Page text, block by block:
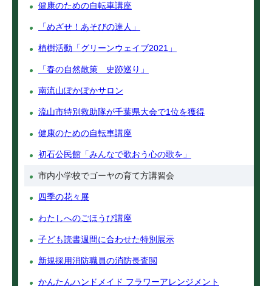
健康のための自転車講座
「めざせ！あそびの達人」
植樹活動「グリーンウェイブ2021」
「春の自然散策 史跡巡り」
南流山ぽかぽかサロン
流山市特別救助隊が千葉県大会で1位を獲得
健康のための自転車講座
初石公民館「みんなで歌おう心の歌を」
市内小学校でゴーヤの育て方講習会
四季の花々展
わたしへのごほうび講座
子ども読書週間に合わせた特別展示
新規採用消防職員の消防長査閲
かんたんハンドメイド フラワーアレンジメント